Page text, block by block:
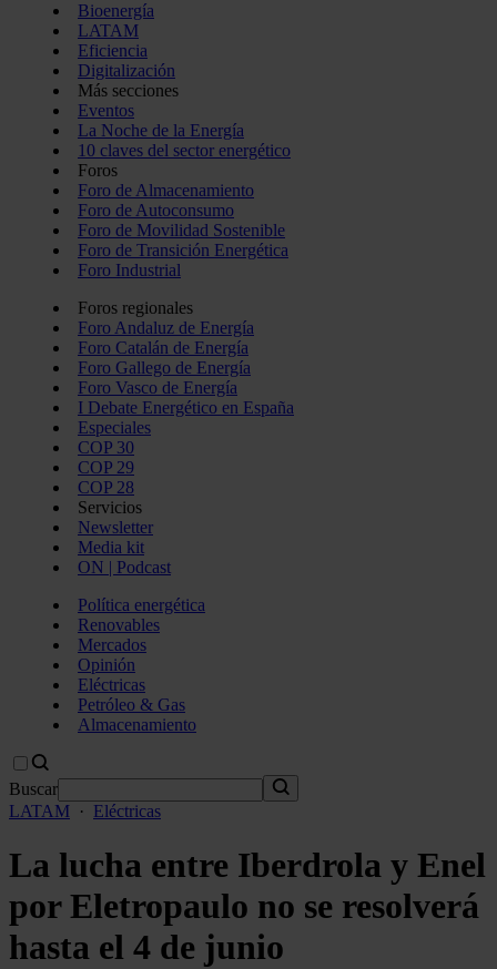
Bioenergía
LATAM
Eficiencia
Digitalización
Más secciones
Eventos
La Noche de la Energía
10 claves del sector energético
Foros
Foro de Almacenamiento
Foro de Autoconsumo
Foro de Movilidad Sostenible
Foro de Transición Energética
Foro Industrial
Foros regionales
Foro Andaluz de Energía
Foro Catalán de Energía
Foro Gallego de Energía
Foro Vasco de Energía
I Debate Energético en España
Especiales
COP 30
COP 29
COP 28
Servicios
Newsletter
Media kit
ON | Podcast
Política energética
Renovables
Mercados
Opinión
Eléctricas
Petróleo & Gas
Almacenamiento
Buscar
LATAM · Eléctricas
La lucha entre Iberdrola y Enel
por Eletropaulo no se resolverá
hasta el 4 de junio